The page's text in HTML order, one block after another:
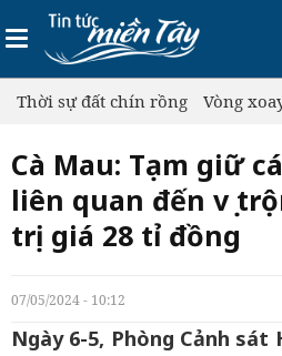
Thời sự đất chín rồng Vòng
Cà Mau: Tạm giữ
liên quan đến vụ
trị giá 28 tỉ đồng
07/05/2024 - 10:12
Ngày 6-5, Phòng Cảnh